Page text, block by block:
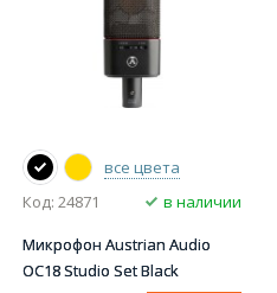
все цвета
Код: 24871
в наличии
Микрофон Austrian Audio
OC18 Studio Set Black